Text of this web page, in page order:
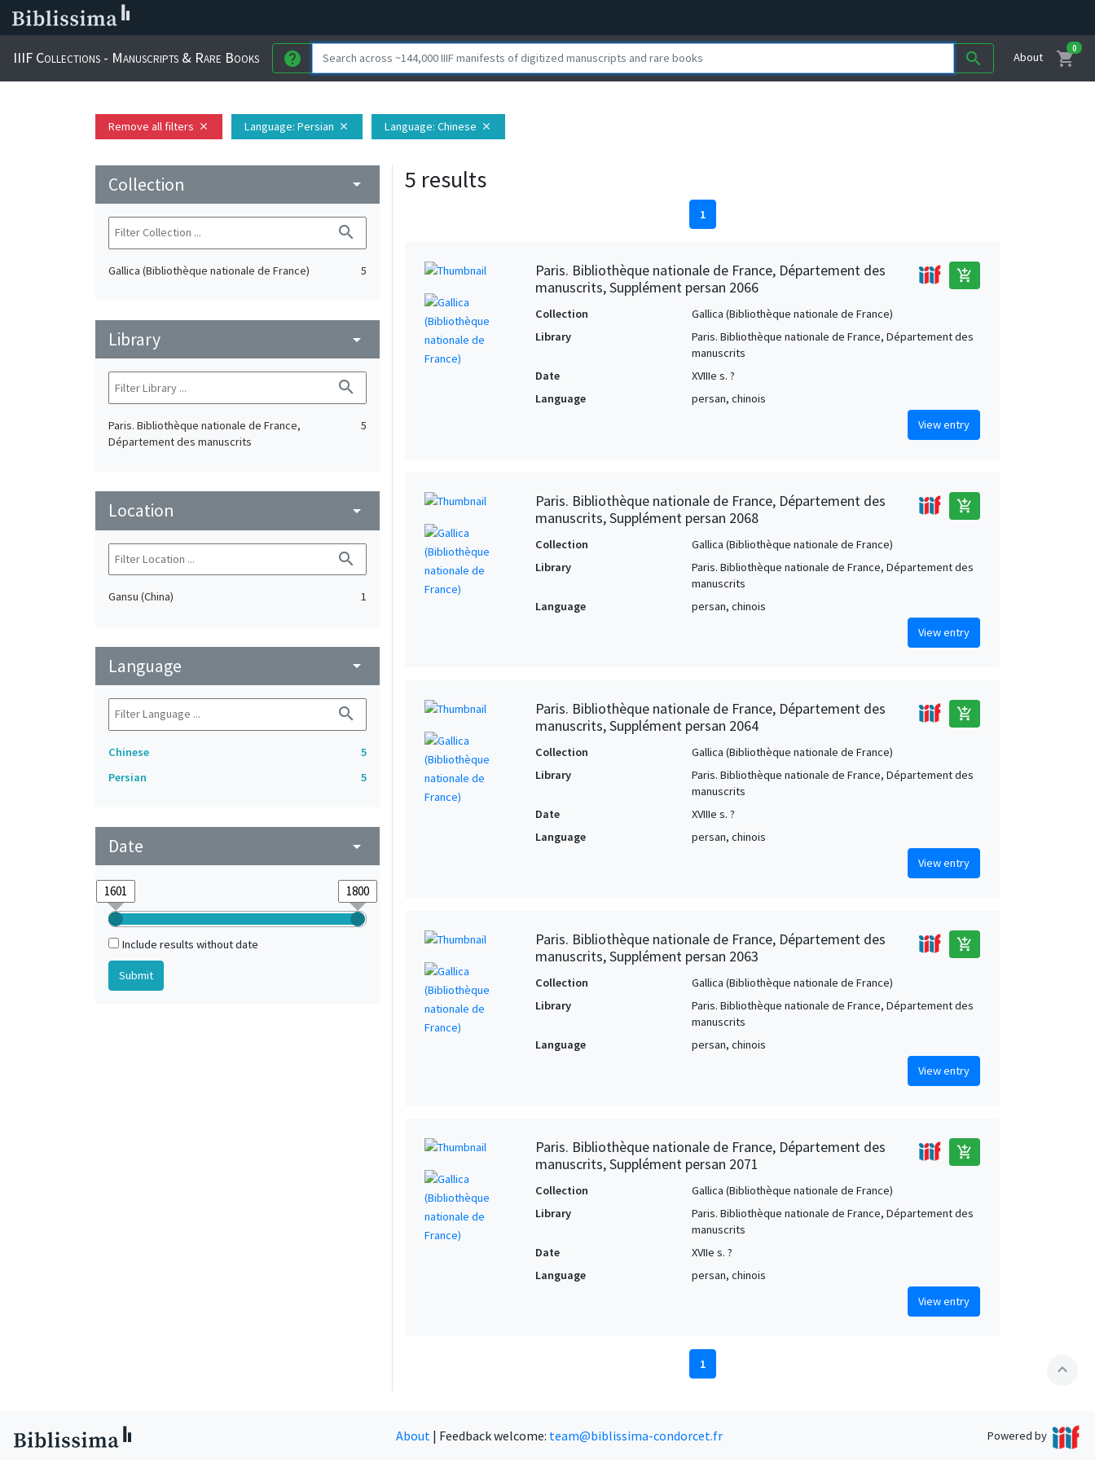
IIIF Collections - Manuscripts & Rare Books help search About shopping_cart
0
Remove all filters close Language: Persian close Language: Chinese close
Collection arrow_drop_down
search
Gallica (Bibliothèque nationale de France) 5
Library arrow_drop_down
search
Paris. Bibliothèque nationale de France,
Département des manuscrits
5
Location arrow_drop_down
search
Gansu (China) 1
Language arrow_drop_down
search
Chinese
5
Persian
5
Date arrow_drop_down
Include results without date
5 results
1
Paris. Bibliothèque nationale de France, Département des
manuscrits, Supplément persan 2066
add_shopping_cart
Collection
Gallica (Bibliothèque nationale de France)
Library
Paris. Bibliothèque nationale de France, Département des
manuscrits
Date
XVIIIe s. ?
Language
persan, chinois
View entry
Paris. Bibliothèque nationale de France, Département des
manuscrits, Supplément persan 2068
add_shopping_cart
Collection
Gallica (Bibliothèque nationale de France)
Library
Paris. Bibliothèque nationale de France, Département des
manuscrits
Language
persan, chinois
View entry
Paris. Bibliothèque nationale de France, Département des
manuscrits, Supplément persan 2064
add_shopping_cart
Collection
Gallica (Bibliothèque nationale de France)
Library
Paris. Bibliothèque nationale de France, Département des
manuscrits
Date
XVIIIe s. ?
Language
persan, chinois
View entry
Paris. Bibliothèque nationale de France, Département des
manuscrits, Supplément persan 2063
add_shopping_cart
Collection
Gallica (Bibliothèque nationale de France)
Library
Paris. Bibliothèque nationale de France, Département des
manuscrits
Language
persan, chinois
View entry
Paris. Bibliothèque nationale de France, Département des
manuscrits, Supplément persan 2071
add_shopping_cart
Collection
Gallica (Bibliothèque nationale de France)
Library
Paris. Bibliothèque nationale de France, Département des
manuscrits
Date
XVIIe s. ?
Language
persan, chinois
View entry
1 expand_less
About | Feedback welcome: team@biblissima-condorcet.fr Powered by